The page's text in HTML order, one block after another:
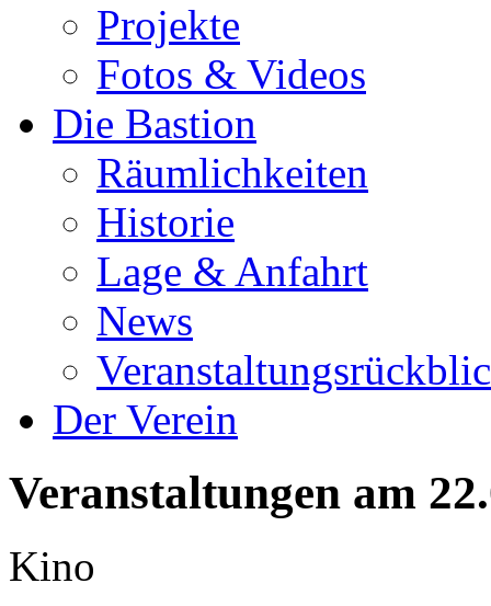
Projekte
Fotos & Videos
Die Bastion
Räumlichkeiten
Historie
Lage & Anfahrt
News
Der Verein
Veranstaltungen am
Kino